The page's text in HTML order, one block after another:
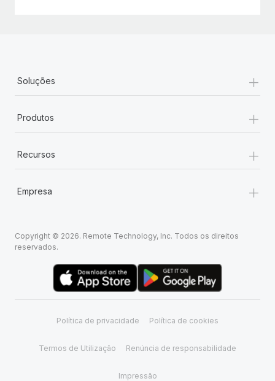
Soluções +
Produtos +
Recursos +
Empresa +
Copyright © 2026. Remote Technology, Inc. Todos os direitos
reservados.
Política de privacidade Política de cookies
Termos de Utilização Renúncia de responsabilidade
Impressão